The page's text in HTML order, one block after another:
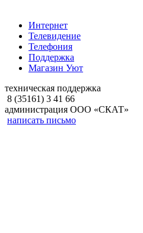
Интернет
Телевидение
Телефония
Поддержка
Магазин Уют
техническая поддержка
8 (35161) 3 41 66
администрация ООО «СКАТ»
написать письмо